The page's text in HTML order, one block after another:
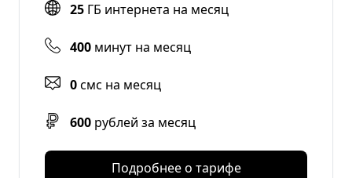
25 ГБ интернета на месяц
400 минут на месяц
0смс на месяц
600 рублей за месяц
Подробнее о тарифе